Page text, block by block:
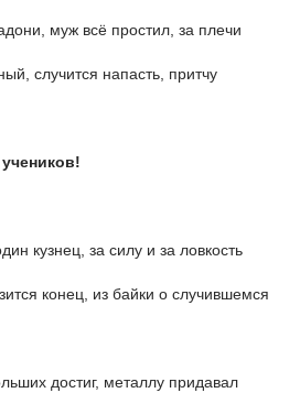
муж всё простил, за плечи
случится напасть, притчу
кузнец, за силу и за ловкость
конец, из байки о случившемся
достиг, металлу придавал